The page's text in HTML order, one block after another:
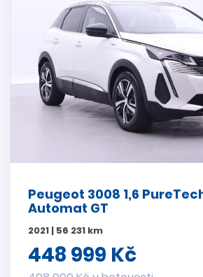
Peugeot 3008 1,6
Automat GT
2021 | 56 231 km
448 999 Kč